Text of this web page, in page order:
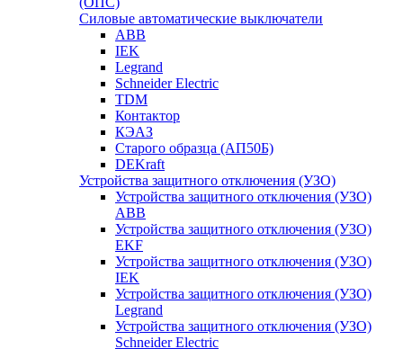
Силовые автоматические выключатели
ABB
IEK
Legrand
Schneider Electric
TDM
Контактор
КЭАЗ
Старого образца (АП50Б)
DEKraft
Устройства защитного отключения (УЗО)
Устройства защитного отключения (УЗО)
ABB
Устройства защитного отключения (УЗО)
EKF
Устройства защитного отключения (УЗО)
IEK
Устройства защитного отключения (УЗО)
Legrand
Устройства защитного отключения (УЗО)
Schneider Electric